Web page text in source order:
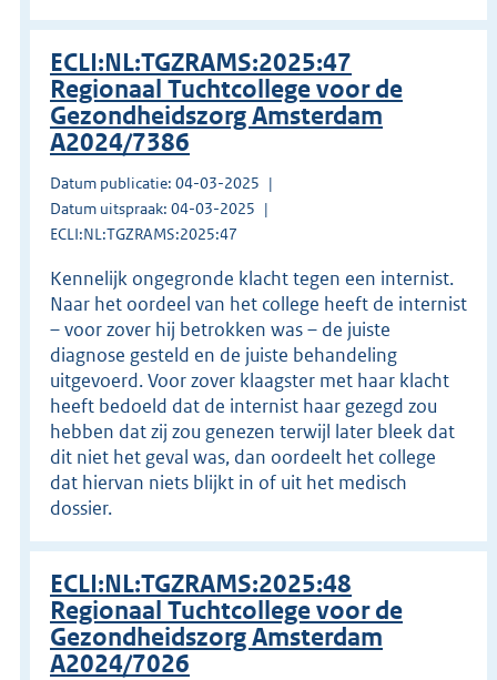
ECLI:NL:TGZRAMS:2025:47
Regionaal Tuchtcollege voor de
Gezondheidszorg Amsterdam
A2024/7386
Datum publicatie: 04-03-2025
Datum uitspraak: 04-03-2025
ECLI:NL:TGZRAMS:2025:47
Kennelijk ongegronde klacht tegen een internist.
Naar het oordeel van het college heeft de internist
– voor zover hij betrokken was – de juiste
diagnose gesteld en de juiste behandeling
uitgevoerd. Voor zover klaagster met haar klacht
heeft bedoeld dat de internist haar gezegd zou
hebben dat zij zou genezen terwijl later bleek dat
dit niet het geval was, dan oordeelt het college
dat hiervan niets blijkt in of uit het medisch
dossier.
ECLI:NL:TGZRAMS:2025:48
Regionaal Tuchtcollege voor de
Gezondheidszorg Amsterdam
A2024/7026